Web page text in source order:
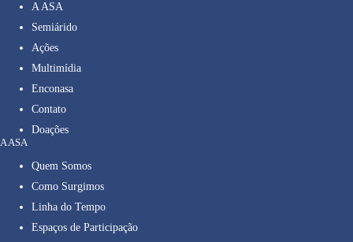
A ASA
Semiárido
Ações
Multimídia
Enconasa
Contato
Doações
A ASA
Quem Somos
Como Surgimos
Linha do Tempo
Espaços de Participação